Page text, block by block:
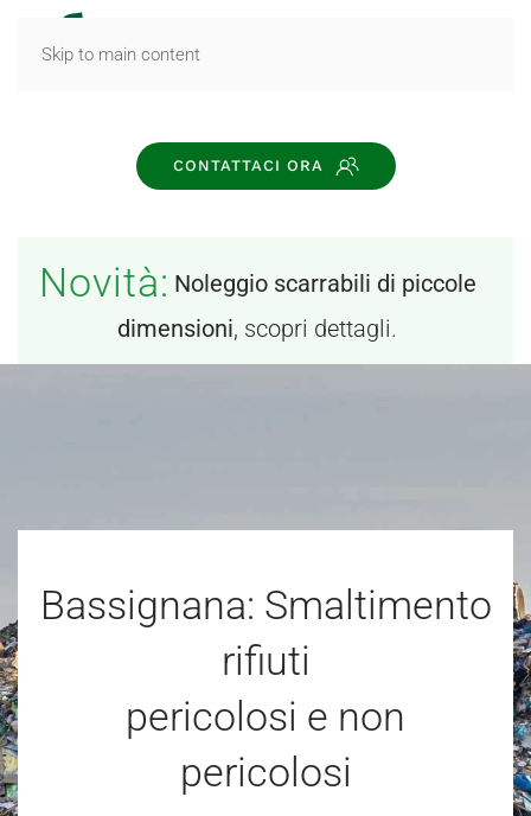
Skip to main content
CONTATTACI ORA
Novità: Noleggio scarrabili di piccole
dimensioni, scopri dettagli.
Bassignana: Smaltimento
rifiuti
pericolosi e non
pericolosi